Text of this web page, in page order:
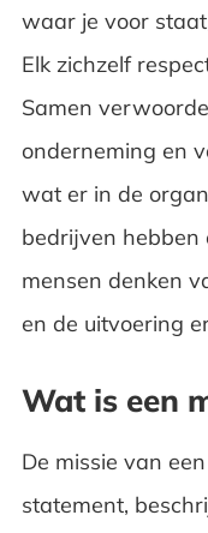
visie
Veelgestelde
waar je voor
Elk zichzelf
Samen
onderneming en
wat er in de
bedrijven hebben
mensen denken
en de uitvoering
Wat is een
De missie van
statement,